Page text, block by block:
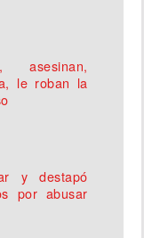
asesinan,
le roban la
y destapó
por abusar